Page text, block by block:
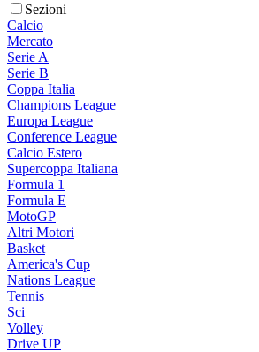
Sezioni
Calcio
Mercato
Serie A
Serie B
Coppa Italia
Champions League
Europa League
Conference League
Calcio Estero
Supercoppa Italiana
Formula 1
Formula E
MotoGP
Altri Motori
Basket
America's Cup
Nations League
Tennis
Sci
Volley
Drive UP